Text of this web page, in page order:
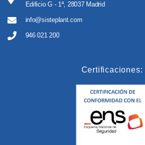
Edificio G - 1ª, 28037 Madrid
info@sisteplant.com
946 021 200
Certificaciones: